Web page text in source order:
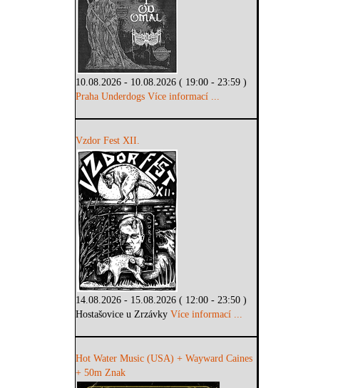
10.08.2026 - 10.08.2026 ( 19:00 - 23:59 )
Praha Underdogs Více informací ...
Vzdor Fest XII.
14.08.2026 - 15.08.2026 ( 12:00 - 23:50 )
Hostašovice u ZrzávkyVíce informací ...
Hot Water Music (USA) + Wayward Caines
+ 50m Znak